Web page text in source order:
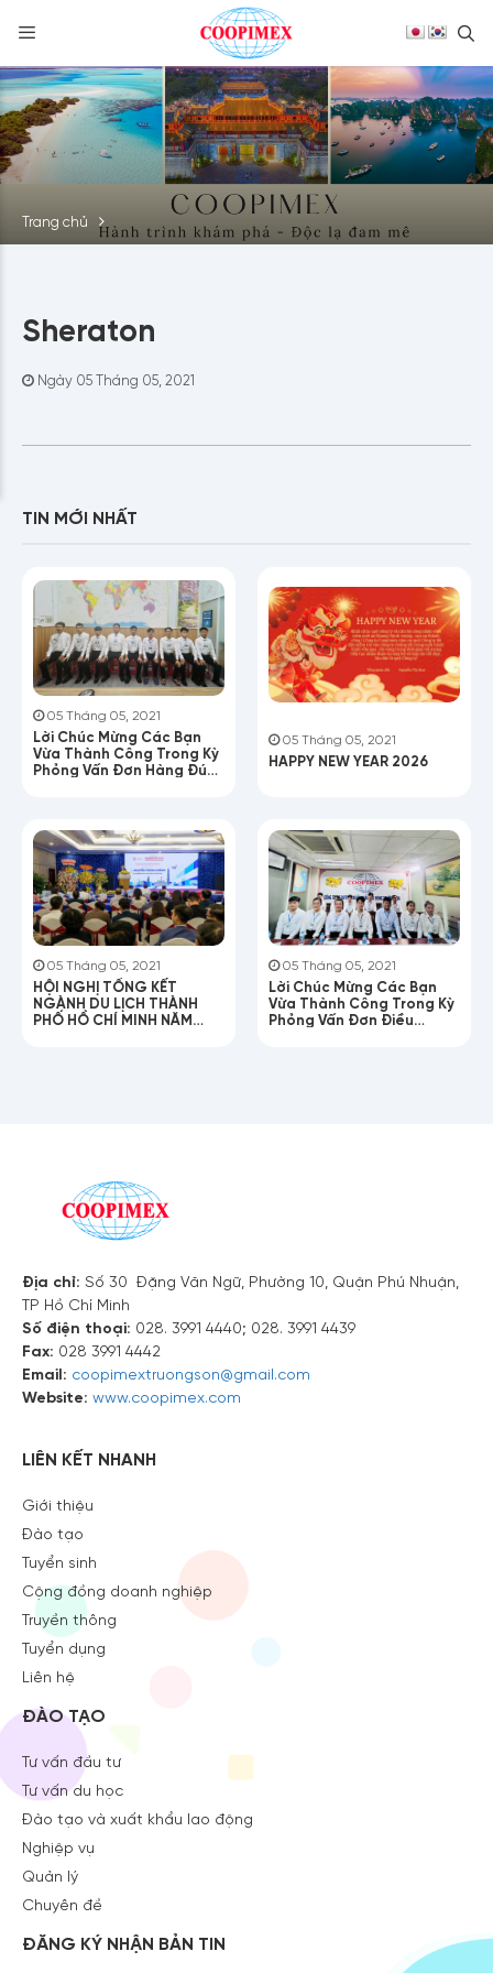
Skip
to
content
Trang chủ
Sheraton
Ngày 05 Tháng 05, 2021
TIN MỚI NHẤT
Lời Chúc Mừng Các Bạn
Vừa Thành Công Trong Kỳ
Phỏng Vấn Đơn Hàng Đúc
05 Tháng 05, 2021
HAPPY NEW YEAR 2026
05 Tháng 05, 2021
HỘI NGHỊ TỔNG KẾT
NGÀNH DU LỊCH THÀNH
PHỐ HỒ CHÍ MINH NĂM
05 Tháng 05, 2021
Lời Chúc Mừng Các Bạn
Vừa Thành Công Trong Kỳ
Phỏng Vấn Đơn Điều
05 Tháng 05, 2021
Họ tên
Số điện thoại
Nội dung
Địa chỉ: Số 30 Đặng Văn Ngữ, Phường 10, Quận Phú Nhuận,
TP Hồ Chí Minh
Số điện thoại: 028. 3991 4440; 028. 3991 4439
Fax: 028 3991 4442
Email: coopimextruongson@gmail.com
Website: www.coopimex.com
LIÊN KẾT NHANH
Giới thiệu
Đào tạo
Tuyển sinh
Cộng đồng doanh nghiệp
Truyền thông
Tuyển dụng
Liên hệ
ĐÀO TẠO
Tư vấn đầu tư
Tư vấn du học
Đào tạo và xuất khẩu lao động
Nghiệp vụ
Quản lý
Chuyên đề
ĐĂNG KÝ NHẬN BẢN TIN